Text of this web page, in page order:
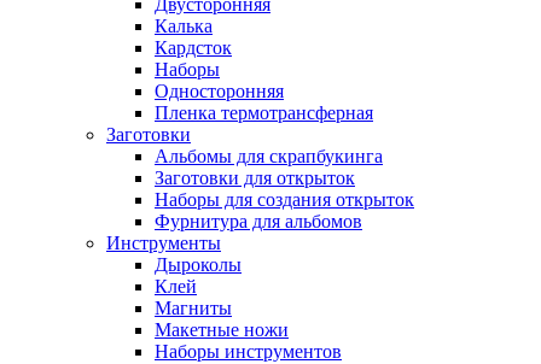
Двусторонняя
Калька
Кардсток
Наборы
Односторонняя
Пленка термотрансферная
Заготовки
Альбомы для скрапбукинга
Заготовки для открыток
Наборы для создания открыток
Фурнитура для альбомов
Инструменты
Дыроколы
Клей
Магниты
Макетные ножи
Наборы инструментов